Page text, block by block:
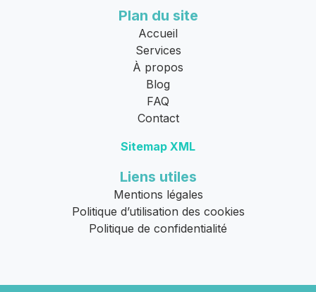
Plan du site
Accueil
Services
À propos
Blog
FAQ
Contact
Sitemap XML
Liens utiles
Mentions légales
Politique d’utilisation des cookies
Politique de confidentialité